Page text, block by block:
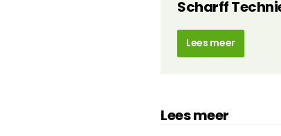
Scharff
Lees meer
Lees meer